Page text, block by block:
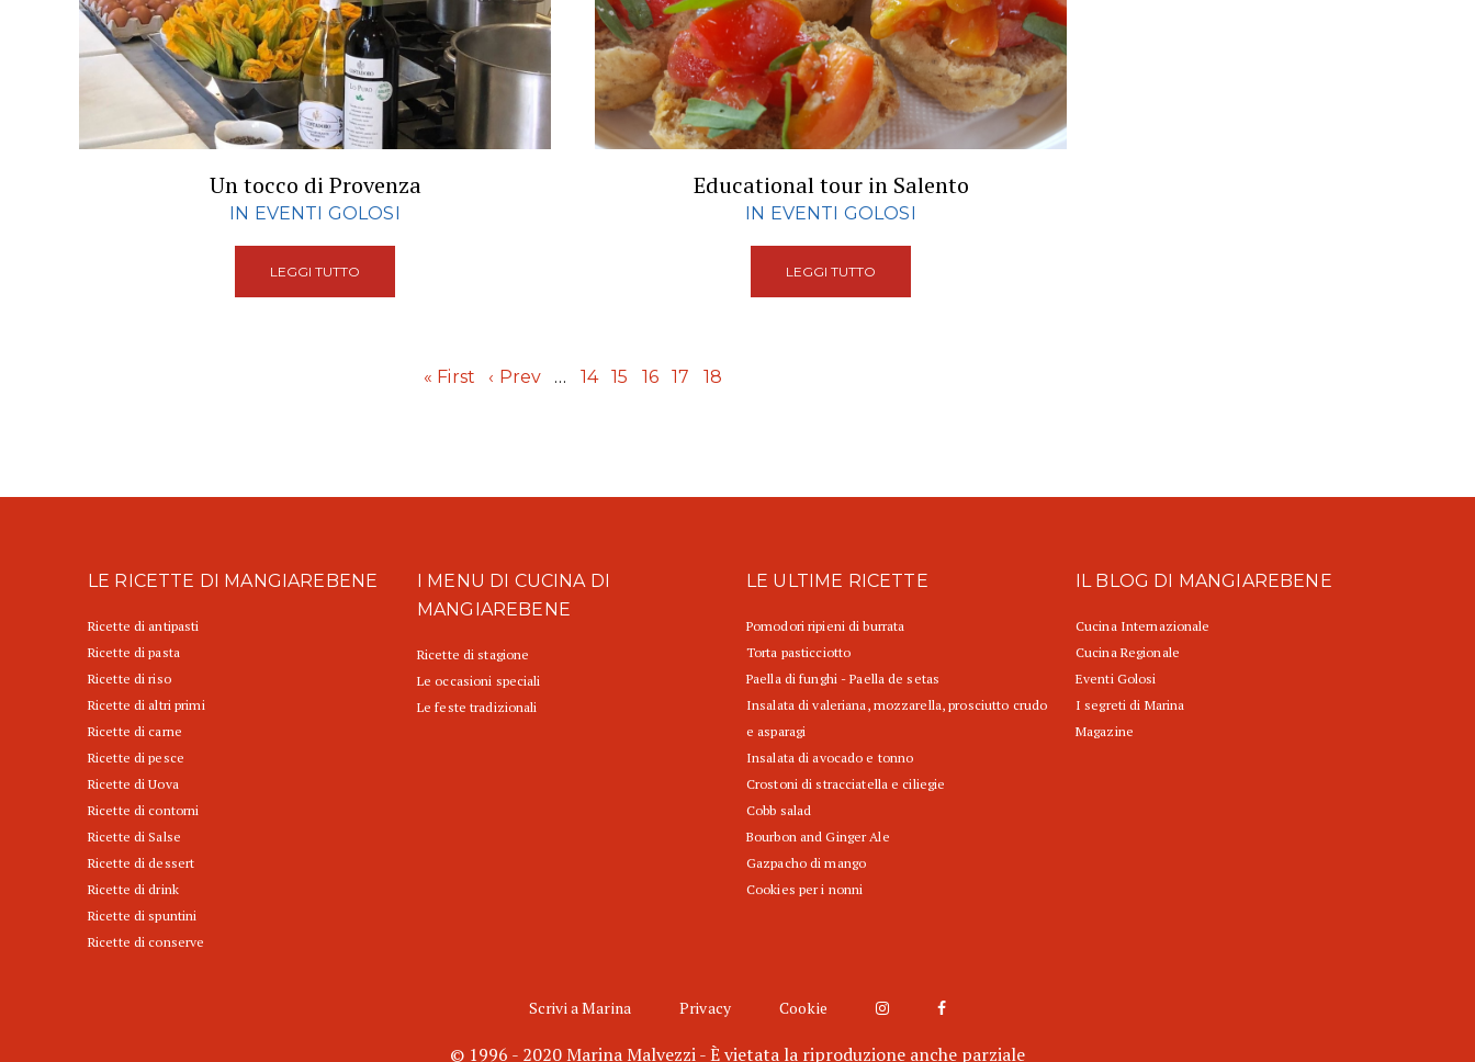
Un tocco di Provenza
IN EVENTI GOLOSI
LEGGI TUTTO
Educational tour in Salento
IN EVENTI GOLOSI
LEGGI TUTTO
« First ‹ Prev … 14 15 16 17 18
LE RICETTE DI MANGIAREBENE
Ricette di antipasti
Ricette di pasta
Ricette di riso
Ricette di altri primi
Ricette di carne
Ricette di pesce
Ricette di Uova
Ricette di contorni
Ricette di Salse
Ricette di dessert
Ricette di drink
Ricette di spuntini
Ricette di conserve
I MENU DI CUCINA DI
MANGIAREBENE
Ricette di stagione
Le occasioni speciali
Le feste tradizionali
LE ULTIME RICETTE
Pomodori ripieni di burrata
Torta pasticciotto
Paella di funghi - Paella de setas
Insalata di valeriana, mozzarella, prosciutto crudo
e asparagi
Insalata di avocado e tonno
Crostoni di stracciatella e ciliegie
Cobb salad
Bourbon and Ginger Ale
Gazpacho di mango
Cookies per i nonni
IL BLOG DI MANGIAREBENE
Cucina Internazionale
Cucina Regionale
Eventi Golosi
I segreti di Marina
Magazine
Scrivi a Marina Privacy Cookie
© 1996 - 2020 Marina Malvezzi - È vietata la riproduzione anche parziale